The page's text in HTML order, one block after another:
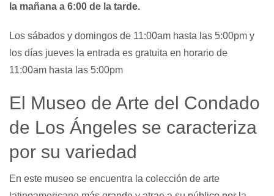
la mañana a 6:00 de la tarde.
Los sábados y domingos de 11:00am hasta las 5:00pm y
los días jueves la entrada es gratuita en horario de
11:00am hasta las 5:00pm
El Museo de Arte del Condado
de Los Ángeles se caracteriza
por su variedad
En este museo se encuentra la colección de arte